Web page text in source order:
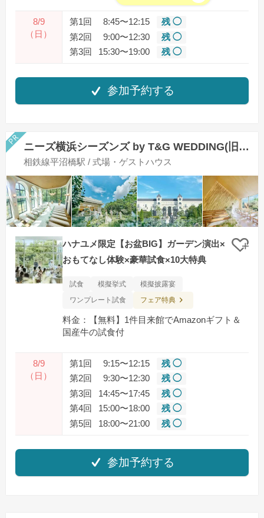
8/9
（日）
第1回 8:45〜12:15
残 ◯
第2回
9:00〜12:30
残 ◯
第3回
15:30〜19:00 残 ◯
参加予約する
ニーズ横浜シーズンズ by T&G WEDDING(旧 ザ・シーズンズ)
相鉄線平沼橋駅 / 式場・ゲストハウス
ハナユメ限定【お盆BIG】ガーデン演出×
おもてなし体験×豪華試食×10大特典
ク
試食 模擬挙式
模擬披露宴
ワンプレート試食
フェア特典
料金：【無料】1件⽬来館でAmazonギフト＆
国産⽜の試⾷付
8/9
（日）
第1回 9:15〜12:15
残 ◯
第2回
9:30〜12:30
残 ◯
第3回
14:45〜17:45
残 ◯
第4回
15:00〜18:00
残 ◯
第5回
18:00〜21:00 残 ◯
参加予約する